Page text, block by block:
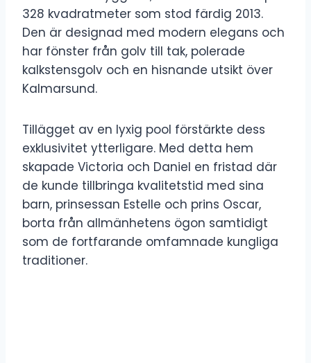
328 kvadratmeter som stod färdig 2013.
Den är designad med modern elegans och
har fönster från golv till tak, polerade
kalkstensgolv och en hisnande utsikt över
Kalmarsund.
Tillägget av en lyxig pool förstärkte dess
exklusivitet ytterligare. Med detta hem
skapade Victoria och Daniel en fristad där
de kunde tillbringa kvalitetstid med sina
barn, prinsessan Estelle och prins Oscar,
borta från allmänhetens ögon samtidigt
som de fortfarande omfamnade kungliga
traditioner.